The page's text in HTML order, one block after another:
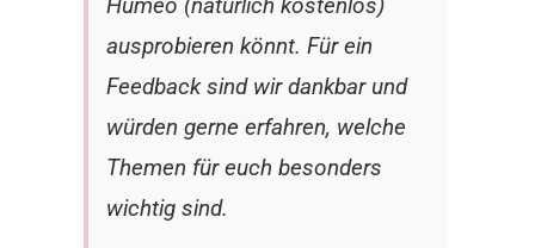
ausprobieren könnt. Für ein
Feedback sind wir dankbar und
würden gerne erfahren, welche
Themen für euch besonders
wichtig sind.